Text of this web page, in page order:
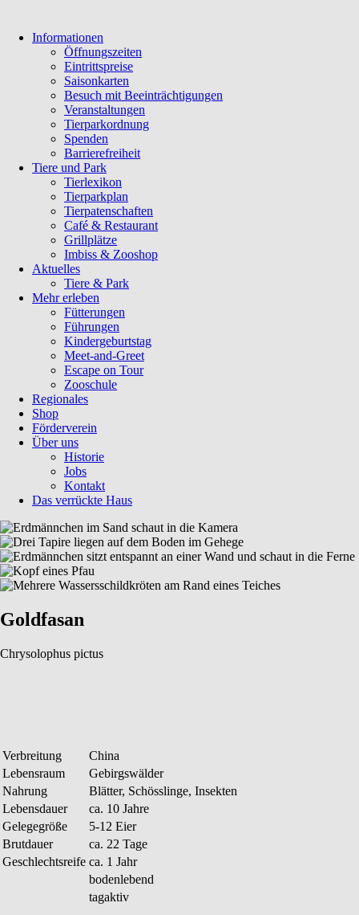
Navigation
überspringen
Informationen
Öffnungszeiten
Eintrittspreise
Saisonkarten
Besuch mit Beeinträchtigungen
Veranstaltungen
Tierparkordnung
Spenden
Barrierefreiheit
Tiere und Park
Tierlexikon
Tierparkplan
Tierpatenschaften
Café & Restaurant
Grillplätze
Imbiss & Zooshop
Aktuelles
Tiere & Park
Mehr erleben
Fütterungen
Führungen
Kindergeburtstag
Meet-and-Greet
Escape on Tour
Zooschule
Regionales
Shop
Förderverein
Über uns
Historie
Jobs
Kontakt
Das verrückte Haus
Goldfasan
Chrysolophus pictus
Verbreitung
China
Lebensraum
Gebirgswälder
Nahrung
Blätter, Schösslinge, Insekten
Lebensdauer
ca. 10 Jahre
Gelegegröße
5-12 Eier
Brutdauer
ca. 22 Tage
Geschlechtsreife ca. 1 Jahr
bodenlebend
tagaktiv